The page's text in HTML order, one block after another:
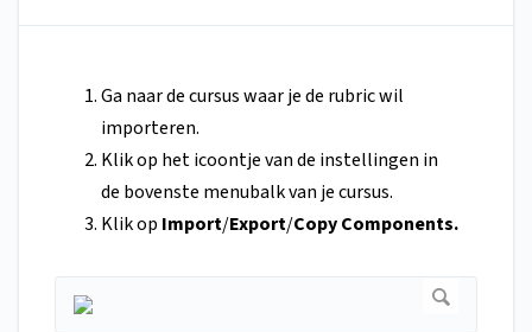
Ga naar de cursus waar je de rubric wil
importeren.
Klik op het icoontje van de instellingen in
de bovenste menubalk van je cursus.
Klik op Import/Export/Copy Components.